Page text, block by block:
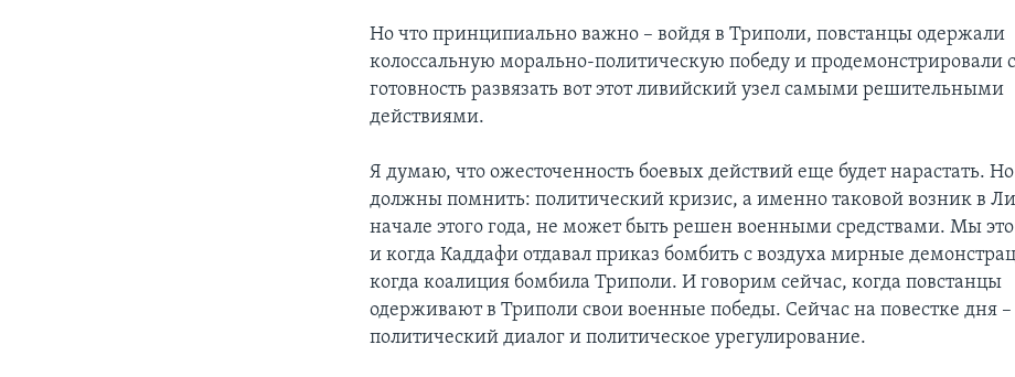
Но что принципиально важно – войдя в Триполи, повстанцы одержали
колоссальную морально-политическую победу и продемонстрировали
готовность развязать вот этот ливийский узел самыми решительными
действиями.
Я думаю, что ожесточенность боевых действий еще будет нарастать.
должны помнить: политический кризис, а именно таковой возник в
начале этого года, не может быть решен военными средствами. Мы
и когда Каддафи отдавал приказ бомбить с воздуха мирные
когда коалиция бомбила Триполи. И говорим сейчас, когда повстанцы
одерживают в Триполи свои военные победы. Сейчас на повестке дня –
политический диалог и политическое урегулирование.